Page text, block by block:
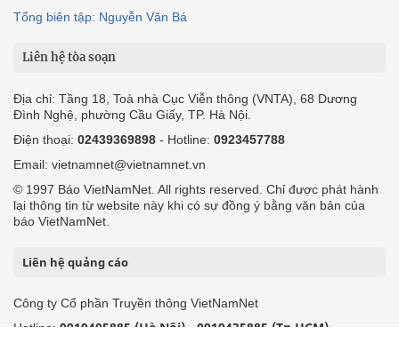
Tổng biên tập: Nguyễn Văn Bá
Liên hệ tòa soạn
Địa chỉ: Tầng 18, Toà nhà Cục Viễn thông (VNTA), 68 Dương
Đình Nghệ, phường Cầu Giấy, TP. Hà Nội.
Điện thoại: 02439369898 - Hotline: 0923457788
Email: vietnamnet@vietnamnet.vn
© 1997 Báo VietNamNet. All rights reserved. Chỉ được phát hành
lại thông tin từ website này khi có sự đồng ý bằng văn bản của
báo VietNamNet.
Liên hệ quảng cáo
Công ty Cổ phần Truyền thông VietNamNet
Hotline: 0919405885 (Hà Nội) 0919435885 (Tp.HCM)